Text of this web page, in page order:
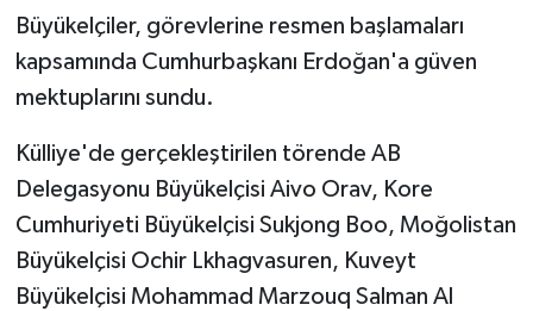
Büyükelçiler, görevlerine resmen başlamaları
kapsamında Cumhurbaşkanı Erdoğan'a güven
mektuplarını sundu.
Külliye'de gerçekleştirilen törende AB
Delegasyonu Büyükelçisi Aivo Orav, Kore
Cumhuriyeti Büyükelçisi Sukjong Boo, Moğolistan
Büyükelçisi Ochir Lkhagvasuren, Kuveyt
Büyükelçisi Mohammad Marzouq Salman Al